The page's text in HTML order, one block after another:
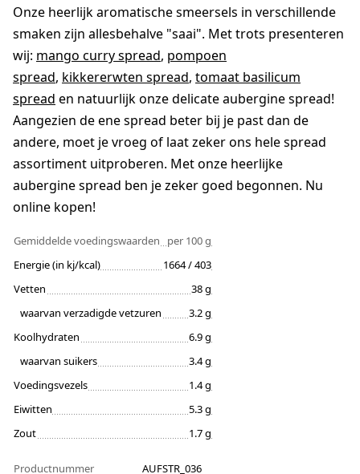
Onze heerlijk aromatische smeersels in verschillende
smaken zijn allesbehalve "saai". Met trots presenteren
wij: mango curry spread, pompoen
spread, kikkererwten spread, tomaat basilicum
spread en natuurlijk onze delicate aubergine spread!
Aangezien de ene spread beter bij je past dan de
andere, moet je vroeg of laat zeker ons hele spread
assortiment uitproberen. Met onze heerlijke
aubergine spread ben je zeker goed begonnen. Nu
online kopen!
Gemiddelde voedingswaarden
per 100 g
Energie (in kj/kcal)
1664 / 403
Vetten
38 g
waarvan verzadigde vetzuren
3.2 g
Koolhydraten
6.9 g
waarvan suikers
3.4 g
Voedingsvezels
1.4 g
Eiwitten
5.3 g
Zout
1.7 g
Productnummer AUFSTR_036